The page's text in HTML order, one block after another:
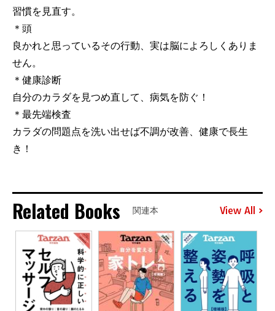
習慣を見直す。
＊頭
良かれと思っているその行動、実は脳によろしくありま
せん。
＊健康診断
自分のカラダを見つめ直して、病気を防ぐ！
＊最先端検査
カラダの問題点を洗い出せば不調が改善、健康で長生
き！
Related Books 関連本 View All